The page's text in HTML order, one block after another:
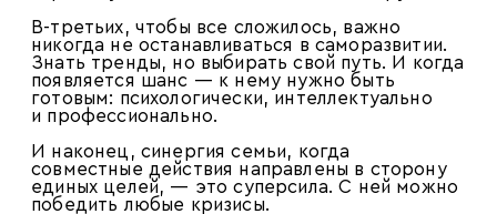
В-третьих, чтобы все сложилось, важно
никогда не останавливаться в саморазвитии.
Знать тренды, но выбирать свой путь. И когда
появляется шанс — к нему нужно быть
готовым: психологически, интеллектуально
и профессионально.
И наконец, синергия семьи, когда
совместные действия направлены в сторону
единых целей, — это суперсила. С ней можно
победить любые кризисы.